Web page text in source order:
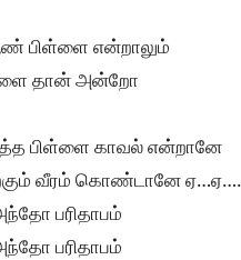
பிள்ளை என்றாலும்
தான் அன்றோ
பிள்ளை காவல் என்றானே
வீரம் கொண்டானே ஏ…ஏ….
பரிதாபம்
பரிதாபம்